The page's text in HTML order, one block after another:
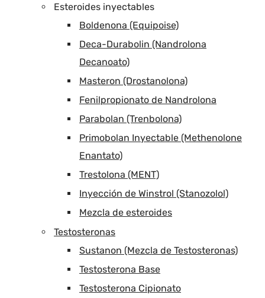
Esteroides inyectables
Boldenona (Equipoise)
Deca-Durabolin (Nandrolona
Decanoato)
Masteron (Drostanolona)
Fenilpropionato de Nandrolona
Parabolan (Trenbolona)
Primobolan Inyectable (Methenolone
Enantato)
Trestolona (MENT)
Inyección de Winstrol (Stanozolol)
Mezcla de esteroides
Testosteronas
Sustanon (Mezcla de Testosteronas)
Testosterona Base
Testosterona Cipionato